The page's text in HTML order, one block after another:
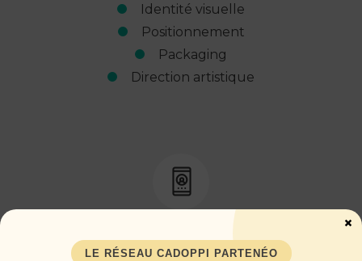
Identité visuelle
Positionnement
Packaging
Direction artistique
Com' & Marketing
LE RÉSEAU CADOPPI PARTENÉO
×